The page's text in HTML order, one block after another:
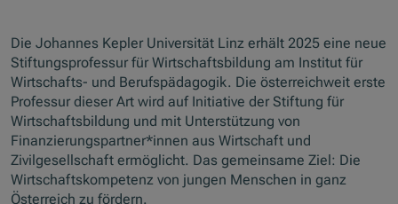
Die Johannes Kepler Universität Linz erhält 2025 eine neue
Stiftungsprofessur für Wirtschaftsbildung am Institut für
Wirtschafts- und Berufspädagogik. Die österreichweit erste
Professur dieser Art wird auf Initiative der Stiftung für
Wirtschaftsbildung und mit Unterstützung von
Finanzierungspartner*innen aus Wirtschaft und
Zivilgesellschaft ermöglicht. Das gemeinsame Ziel: Die
Wirtschaftskompetenz von jungen Menschen in ganz
Österreich zu fördern.